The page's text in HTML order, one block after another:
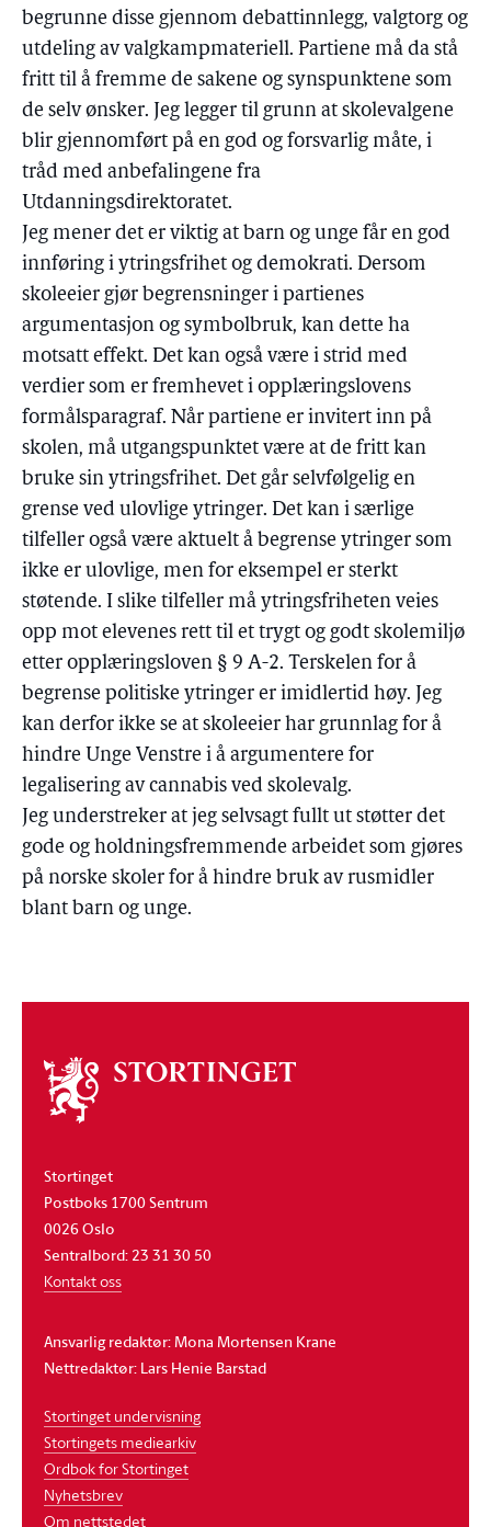
begrunne disse gjennom debattinnlegg, valgtorg og
utdeling av valgkampmateriell. Partiene må da stå
fritt til å fremme de sakene og synspunktene som
de selv ønsker. Jeg legger til grunn at skolevalgene
blir gjennomført på en god og forsvarlig måte, i
tråd med anbefalingene fra
Utdanningsdirektoratet.
Jeg mener det er viktig at barn og unge får en god
innføring i ytringsfrihet og demokrati. Dersom
skoleeier gjør begrensninger i partienes
argumentasjon og symbolbruk, kan dette ha
motsatt effekt. Det kan også være i strid med
verdier som er fremhevet i opplæringslovens
formålsparagraf. Når partiene er invitert inn på
skolen, må utgangspunktet være at de fritt kan
bruke sin ytringsfrihet. Det går selvfølgelig en
grense ved ulovlige ytringer. Det kan i særlige
tilfeller også være aktuelt å begrense ytringer som
ikke er ulovlige, men for eksempel er sterkt
støtende. I slike tilfeller må ytringsfriheten veies
opp mot elevenes rett til et trygt og godt skolemiljø
etter opplæringsloven § 9 A-2. Terskelen for å
begrense politiske ytringer er imidlertid høy. Jeg
kan derfor ikke se at skoleeier har grunnlag for å
hindre Unge Venstre i å argumentere for
legalisering av cannabis ved skolevalg.
Jeg understreker at jeg selvsagt fullt ut støtter det
gode og holdningsfremmende arbeidet som gjøres
på norske skoler for å hindre bruk av rusmidler
blant barn og unge.
Om
stortinget
Stortinget
Postboks 1700 Sentrum
0026 Oslo
Sentralbord: 23 31 30 50
Kontakt oss
Ansvarlig redaktør: Mona Mortensen Krane
Nettredaktør: Lars Henie Barstad
Stortinget undervisning
Stortingets mediearkiv
Ordbok for Stortinget
Nyhetsbrev
Om nettstedet